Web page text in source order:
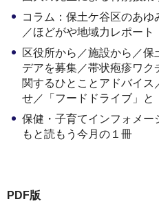
コラム：保土ケ谷区のあゆ
／ほどがや地域力レポート
区役所から／施設から／保
デアを募集／帯状疱疹ワク
関するひとことアドバイス
せ／「フードドライブ」と
保健・子育てインフォメ
もと読もう今月の１冊
PDF版